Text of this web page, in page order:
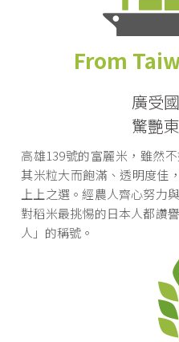
From
廣受
驚艷
高雄139號的富麗米，雖然
其米粒大而飽滿、透明度佳
上上之選。經農人齊心努力
對稻米最挑惕的日本人都讚
人」的稱號。